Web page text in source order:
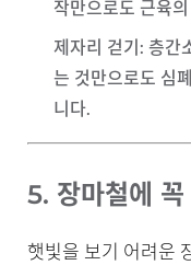
작만으로도 근육
제자리 걷기 : 층간
는 것만으로도 심
니다.
5. 장마철에
햇빛을 보기 어려운